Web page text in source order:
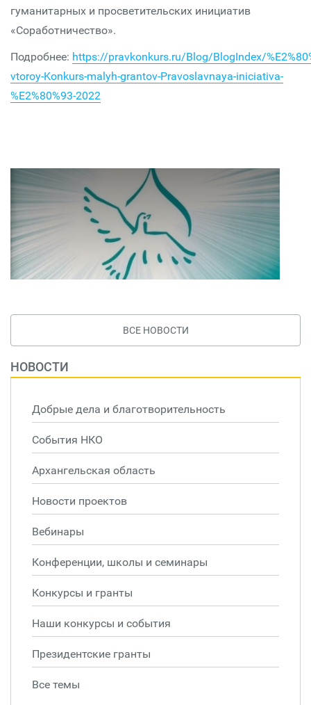
гуманитарных и просветительских инициатив
«Соработничество».
Подробнее: https://pravkonkurs.ru/Blog/BlogIndex/
vtoroy-Konkurs-malyh-grantov-Pravoslavnaya-iniciativa-
%E2%80%93-2022
ВСЕ НОВОСТИ
НОВОСТИ
Добрые дела и благотворительность
События НКО
Архангельская область
Новости проектов
Вебинары
Конференции, школы и семинары
Конкурсы и гранты
Наши конкурсы и события
Президентские гранты
Все темы